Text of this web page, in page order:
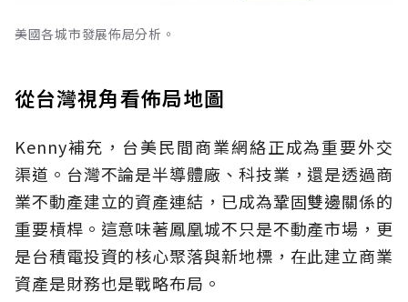
美國各城市發展佈局分析。
從台灣視角看佈局地圖
Kenny補充，台美民間商業網絡正成為重要外交
渠道。台灣不論是半導體廠、科技業，還是透過商
業不動產建立的資產連結，已成為鞏固雙邊關係的
重要槓桿。這意味著鳳凰城不只是不動產市場，更
是台積電投資的核心聚落與新地標，在此建立商業
資產是財務也是戰略布局。